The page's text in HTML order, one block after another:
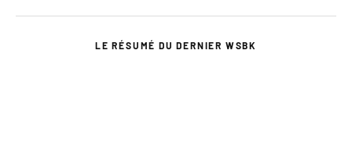
LE RÉSUMÉ DU DERNIER WSBK